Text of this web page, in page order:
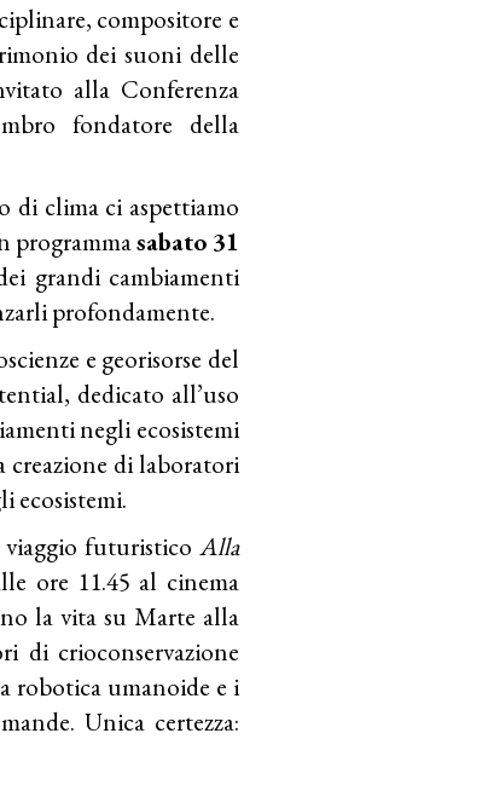
compositore e
dei suoni delle
alla Conferenza
fondatore della
di clima ci aspettiamo
programmasabato 31
grandi cambiamenti
profondamente.
e georisorse del
dedicato all’uso
negli ecosistemi
di laboratori
ecosistemi.
futuristico Alla
ore 11.45 al cinema
la vita su Marte alla
di crioconservazione
robotica umanoide e i
Unica certezza: